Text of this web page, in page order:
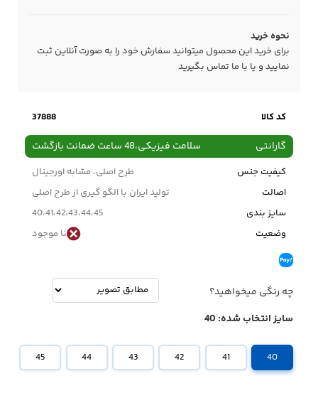
نحوه خرید
برای خرید این محصول میتوانید سفارش خود را به صورت آنلاین ثبت
نمایید و یا با ما تماس بگیرید
کد کالا 37888
گارانتی سلامت فیزیکی،48 ساعت ضمانت بازگشت
کیفیت جنس
طرح اصلی، مشابه اورجینال
اصالت
تولید ایران با الگو گیری از طرح اصلی
سایز بندی
40،41،42،43،44،45
وضعیت
نا موجود
چه رنگی میخواهید؟
سایز انتخاب شده: 40
40
41
42
43
44
45